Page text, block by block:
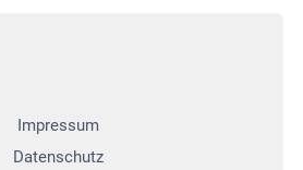
Impressum
Datenschutz